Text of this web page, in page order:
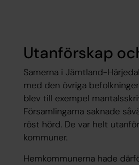
Utanförskap
Samerna i Jämtland-
med den övriga
blev till exempel
Församlingarna saknade
röst hörd. De var helt
kommuner.
Hemkommunerna hade